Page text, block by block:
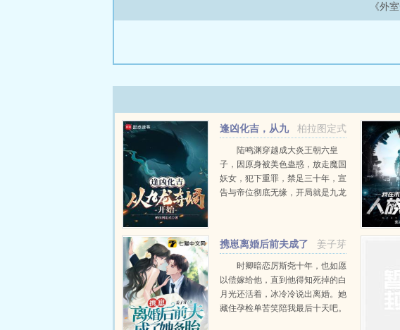
《外
柏拉图定式
逢凶化吉，从九
龙夺嫡开始
陆鸣渊穿越成大炎王朝六皇
子，因原身被美色蛊惑，放走魔国
妖女，犯下重罪，禁足三十年，宣
告与帝位彻底无缘，开局就是九龙
格加持。上爻吉卦，守宫为福...姜子芽
携崽离婚后前夫成了
她备胎时卿暗恋厉斯尧十年，也如愿
以偿嫁给他，直到他得知死掉的白
月光还活着，冰冷冷说出离婚。她
藏住孕检单苦笑陪我最后十天吧。